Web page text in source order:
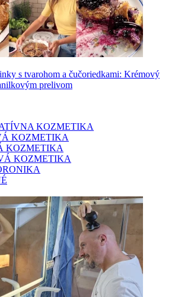
s tvarohom a čučoriedkami: Krémový
prelivom
KOZMETIKA
KOZMETIKA
KOZMETIKA
KOZMETIKA